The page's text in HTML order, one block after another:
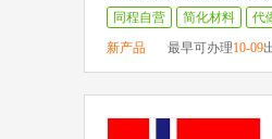
同程自营
简化材料
代
新产品
最早可办理10-09